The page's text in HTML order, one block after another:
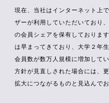
現在、当社はインターネット上
ザーが利用していただいており
の会員シェアを保有しておりま
は早まってきており、大学２年
会員数が数万人規模に増加して
方針が見直しされた場合には、
拡大につながるものと見込んでお